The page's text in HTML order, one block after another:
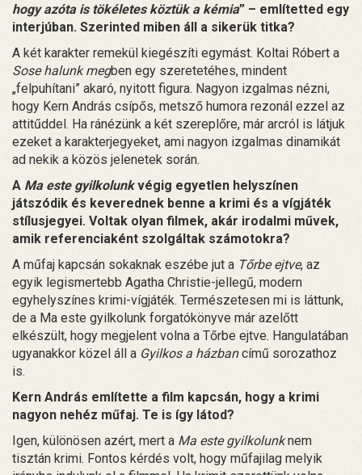
hogy azóta is tökéletes köztük a kémia” – említetted egy
interjúban. Szerinted miben áll a sikerük titka?
A két karakter remekül kiegészíti egymást. Koltai Róbert a
Sose halunk megben egy szeretetéhes, mindent
„felpuhítani” akaró, nyitott figura. Nagyon izgalmas nézni,
hogy Kern András csípős, metsző humora rezonál ezzel az
attitűddel. Ha ránézünk a két szereplőre, már arcról is látjuk
ezeket a karakterjegyeket, ami nagyon izgalmas dinamikát
ad nekik a közös jelenetek során.
A Ma este gyilkolunkvégig egyetlen helyszínen
játszódik és keverednek benne a krimi és a vígjáték
stílusjegyei. Voltak olyan filmek, akár irodalmi művek,
amik referenciaként szolgáltak számotokra?
A műfaj kapcsán sokaknak eszébe jut a Tőrbe ejtve, az
egyik legismertebb Agatha Christie-jellegű, modern
egyhelyszínes krimi-vígjáték. Természetesen mi is láttunk,
de a Ma este gyilkolunk forgatókönyve már azelőtt
elkészült, hogy megjelent volna a Tőrbe ejtve. Hangulatában
ugyanakkor közel áll a Gyilkos a házbancímű sorozathoz
is.
Kern András említette a film kapcsán, hogy a krimi
nagyon nehéz műfaj. Te is így látod?
Igen, különösen azért, mert a Ma este gyilkolunknem
tisztán krimi. Fontos kérdés volt, hogy műfajilag melyik